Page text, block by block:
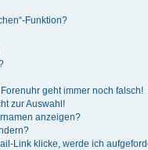
Funktion?
geht immer noch falsch!
zur Auswahl!
anzeigen?
Link klicke, werde ich